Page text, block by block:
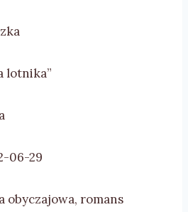
lotnika”
06-29
romans